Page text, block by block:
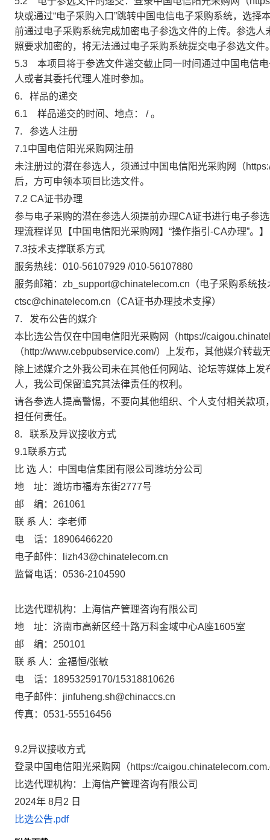
块或通过“电子采购入口”跳转中国电信电子采购系统，选择
前通过电子采购系统完成加密电子参选文件的上传。参选人
照要求加密的，将无法通过电子采购系统提交电子参选文件
5.3
本项目将于参选文件递交截止同一时间通过中国电信
人或者其委托代理人准时参加。
6.
样品的递交
6.1
样品递交的时间、地点： /。
7.
参选人注册
7.1中国电信阳光采购网 注册
未注册过的潜在参选人，须通过中国电信阳光采购网（
后，方可申领本项目比选文件。
7.2 CA证书办理
参与电子采购的潜在参选人须提前办理CA证书进行电子参
理流程详见【中国电信阳光采购网 】“操作指引 -CA办理”。 】
7.3技术支撑联系方式
服务热线： 010-56107929 /010-56107880
服务邮箱： zb_support@chinatelecom.cn （电子采购系统
ctsc@chinatelecom.cn （CA证书办理技术支撑）
7.
发布公告的媒介
本比选公告仅在中国电信阳光采购网（https://
（http://www.cebpubservice.com/）
上发布，其他媒介转载
除上述媒介之外我公司未在其他任何网站、论坛等媒体上
人，我公司保留追究其法律责任的权利。
请各参选人提高警惕，不要向其他组织、个人支付相关款
担任何责任。
8.
联系及异议接收方式
9.1联系方式
比 选 人： 中国电信集团有限公司潍坊分公司
地
址： 潍坊市福寿东街2777号
邮
编： 261061
联 系 人：李老师
电
话： 18906466220
电子邮件：
lizh43@chinatelecom.cn
监督电话： 0536-2104590
比选代理机构：上海信产管理咨询有限公司
地
址：济南市高新区经十路万科金域中心A座1605室
邮
编： 250101
联 系 人：金福恒/张敏
电
话： 18953259170/15318810626
电子邮件： jinfuheng.sh@chinaccs.cn
传真： 0531-55516456
9.2异议接收方式
登录中国电信阳光采购网（https://
比选代理机构：上海信产管理咨询有限公司
2024年 8月 2 日
比选公告.pdf